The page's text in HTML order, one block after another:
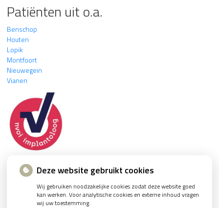
Patiënten uit o.a.
Benschop
Houten
Lopik
Montfoort
Nieuwegein
Vianen
Deze website gebruikt cookies
Wij gebruiken noodzakelijke cookies zodat deze website goed
kan werken. Voor analytische cookies en externe inhoud vragen
wij uw toestemming.